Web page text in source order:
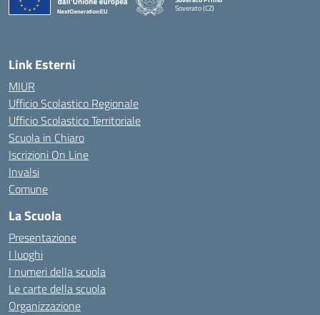
Soverato (CZ)
Link Esterni
MIUR
Ufficio Scolastico Regionale
Ufficio Scolastico Territoriale
Scuola in Chiaro
Iscrizioni On Line
Invalsi
Comune
La Scuola
Presentazione
I luoghi
I numeri della scuola
Le carte della scuola
Organizzazione